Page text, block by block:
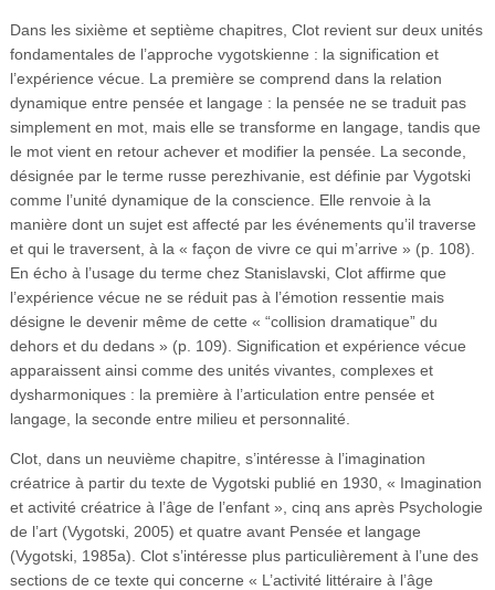
Dans les sixième et septième chapitres, Clot revient sur deux unités
fondamentales de l’approche vygotskienne : la signification et
l’expérience vécue. La première se comprend dans la relation
dynamique entre pensée et langage : la pensée ne se traduit pas
simplement en mot, mais elle se transforme en langage, tandis que
le mot vient en retour achever et modifier la pensée. La seconde,
désignée par le terme russe perezhivanie, est définie par Vygotski
comme l’unité dynamique de la conscience. Elle renvoie à la
manière dont un sujet est affecté par les événements qu’il traverse
et qui le traversent, à la « façon de vivre ce qui m’arrive » (p. 108).
En écho à l’usage du terme chez Stanislavski, Clot affirme que
l’expérience vécue ne se réduit pas à l’émotion ressentie mais
désigne le devenir même de cette « “collision dramatique” du
dehors et du dedans » (p. 109). Signification et expérience vécue
apparaissent ainsi comme des unités vivantes, complexes et
dysharmoniques : la première à l’articulation entre pensée et
langage, la seconde entre milieu et personnalité.
Clot, dans un neuvième chapitre, s’intéresse à l’imagination
créatrice à partir du texte de Vygotski publié en 1930, « Imagination
et activité créatrice à l’âge de l’enfant », cinq ans après Psychologie
de l’art (Vygotski, 2005) et quatre avant Pensée et langage
(Vygotski, 1985a). Clot s’intéresse plus particulièrement à l’une des
sections de ce texte qui concerne « L’activité littéraire à l’âge